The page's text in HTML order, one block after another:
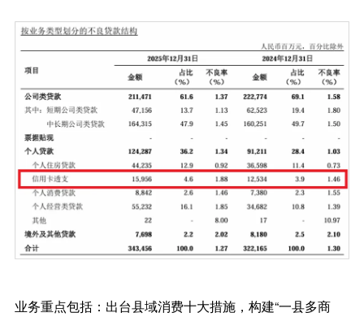
业务重点包括：出台县域消费十大措施，构建“一县多商